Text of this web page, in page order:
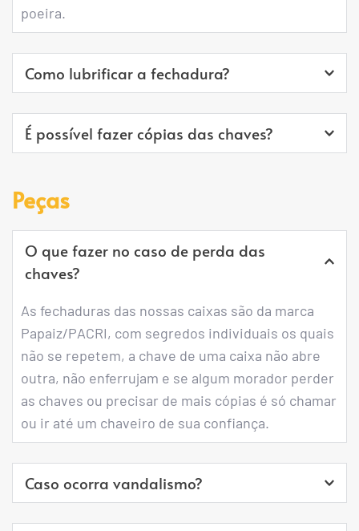
poeira.
Como lubrificar a fechadura?
Utilizar pequena quantidade de grafite em pó
quando necessário.
É possível fazer cópias das chaves?
Porém cada porta dotada de fechadura já
acompanha 2 chaves.
Peças
O que fazer no caso de perda das
chaves?
As fechaduras das nossas caixas são da marca
Papaiz/PACRI, com segredos individuais os quais
não se repetem, a chave de uma caixa não abre
outra, não enferrujam e se algum morador perder
as chaves ou precisar de mais cópias é só chamar
ou ir até um chaveiro de sua confiança.
Caso ocorra vandalismo?
Em caso de quebras e depredações ou uso